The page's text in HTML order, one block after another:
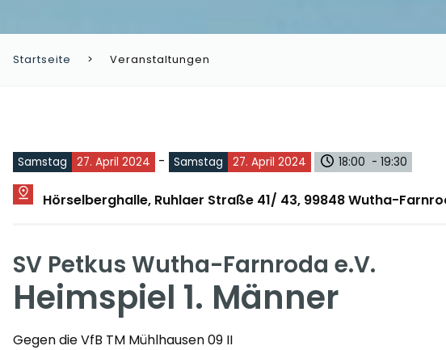
Startseite Veranstaltungen
Samstag 27. April 2024 - Samstag 27. April 2024 18:00 - 19:30
Hörselberghalle, Ruhlaer Straße 41/ 43, 99848 Wutha-
SV Petkus Wutha-Farnroda e.V.
Heimspiel 1. Männer
Gegen die VfB TM Mühlhausen 09 II